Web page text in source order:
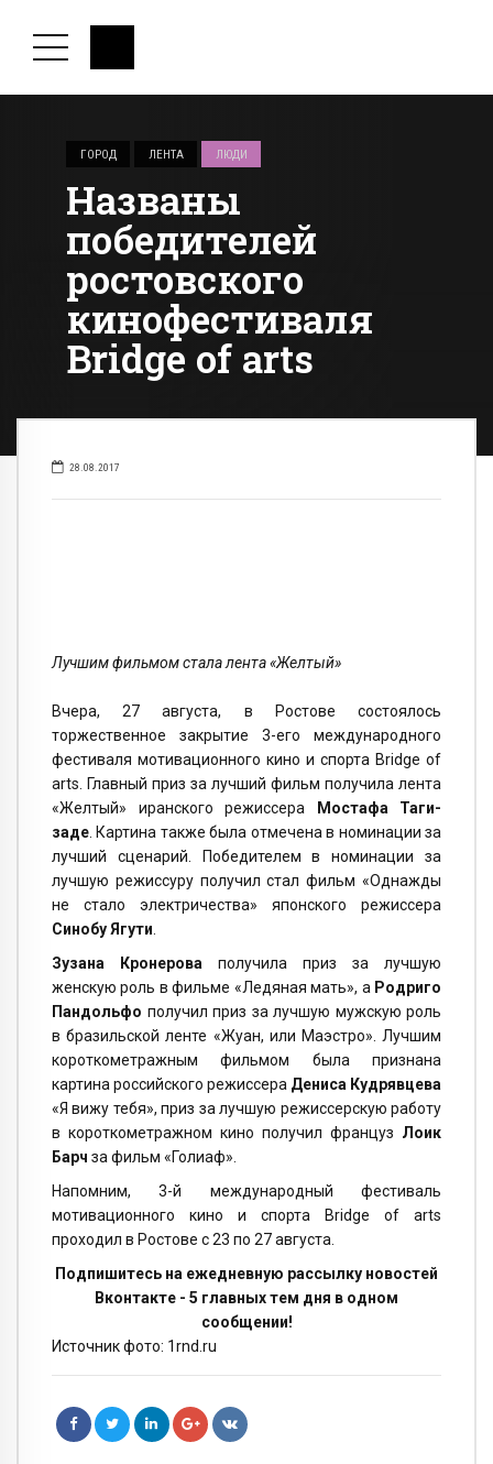
ГОРОД ЛЕНТА ЛЮДИ
Названы
победителей
ростовского
кинофестиваля
Bridge of arts
28.08.2017
Лучшим фильмом стала лента «Желтый»
Вчера, 27 августа, в Ростове состоялось
торжественное закрытие 3-его международного
фестиваля мотивационного кино и спорта Bridge of
arts. Главный приз за лучший фильм получила лента
«Желтый» иранского режиссера
Мостафа Таги-
заде. Картина также была отмечена в номинации за
лучший сценарий. Победителем в номинации за
лучшую режиссуру получил стал фильм «Однажды
не стало электричества» японского режиссера
Синобу Ягути.
Зузана Кронерова получила приз за лучшую
женскую роль в фильме «Ледяная мать», а Родриго
Пандольфо получил приз за лучшую мужскую роль
в бразильской ленте «Жуан, или Маэстро». Лучшим
короткометражным фильмом была признана
картина российского режиссера Дениса Кудрявцева
«Я вижу тебя», приз за лучшую режиссерскую работу
в короткометражном кино получил француз Лоик
Барч за фильм «Голиаф».
Напомним, 3-й международный фестиваль
мотивационного кино и спорта Bridge of arts
проходил в Ростове с 23 по 27 августа.
Подпишитесь на ежедневную рассылку новостей
Вконтакте - 5 главных тем дня в одном
сообщении!
Источник фото: 1rnd.ru